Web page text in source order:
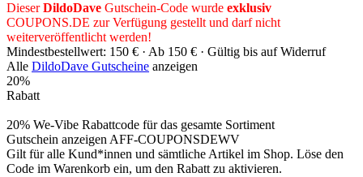
DieserDildoDave Gutschein-Code wurde exklusiv
COUPONS.DE zur Verfügung gestellt und darf nicht
weiterveröffentlicht werden!
Mindestbestellwert: 150 € · Ab 150 € · Gültig bis auf Widerruf
Alle DildoDave Gutscheine anzeigen
20%
Rabatt
20% We-Vibe Rabattcode für das gesamte Sortiment
Gutschein anzeigenAFF-COUPONSDEWV
Gilt für alle Kund*innen und sämtliche Artikel im Shop. Löse den
Code im Warenkorb ein, um den Rabatt zu aktivieren.